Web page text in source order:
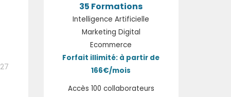
35 Formations
Intelligence Artificielle
Marketing Digital
Ecommerce
Forfait illimité: à partir de
166€/mois
Accès 100 collaborateurs